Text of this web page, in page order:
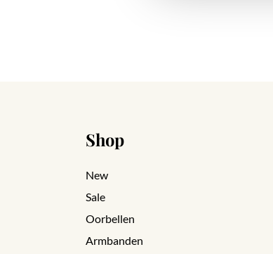
Shop
New
Sale
Oorbellen
Armbanden